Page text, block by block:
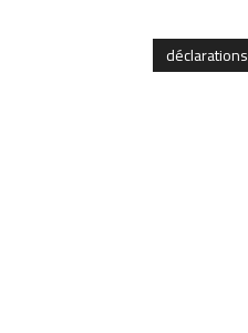
déclarations